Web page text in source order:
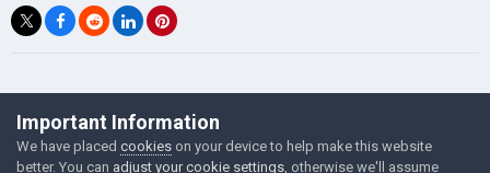
©Łukasz Jakowski Games
Powered by Invision Community
Important Information
We have placed cookies on your device to help make this website
better. You can adjust your cookie settings , otherwise we'll assume